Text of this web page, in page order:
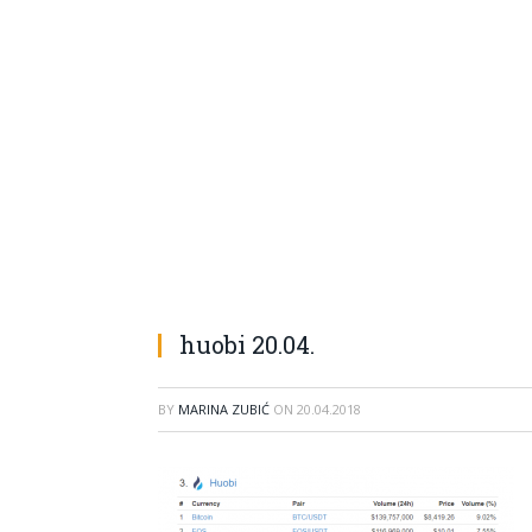
huobi 20.04.
BY MARINA ZUBIĆ ON 20.04.2018